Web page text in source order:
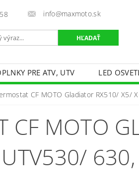
info@maxmoto.sk
PRE ATV, UTV LED
CF MOTO Gladiator RX510/ X5/
CF MOTO